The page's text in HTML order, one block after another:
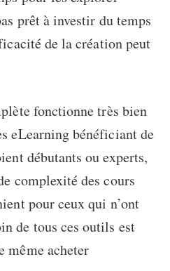
prêt à investir du temps
de la création peut
fonctionne très bien
eLearning bénéficiant de
débutants ou experts,
complexité des cours
pour ceux qui n’ont
de tous ces outils est
même acheter